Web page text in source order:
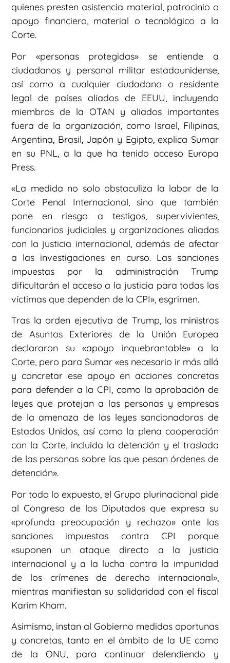
quienes presten asistencia material, patrocinio o
apoyo financiero, material o tecnológico a la
Corte.
Por «personas protegidas» se entiende a
ciudadanos y personal militar estadounidense,
así como a cualquier ciudadano o residente
legal de países aliados de EEUU, incluyendo
miembros de la OTAN y aliados importantes
fuera de la organización, como Israel, Filipinas,
Argentina, Brasil, Japón y Egipto, explica Sumar
en su PNL, a la que ha tenido acceso Europa
Press.
«La medida no solo obstaculiza la labor de la
Corte Penal Internacional, sino que también
pone en riesgo a testigos, supervivientes,
funcionarios judiciales y organizaciones aliadas
con la justicia internacional, además de afectar
a las investigaciones en curso. Las sanciones
impuestas por la administración Trump
dificultarán el acceso a la justicia para todas las
víctimas que dependen de la CPI», esgrimen.
Tras la orden ejecutiva de Trump, los ministros
de Asuntos Exteriores de la Unión Europea
declararon su «apoyo inquebrantable» a la
Corte, pero para Sumar «es necesario ir más allá
y concretar ese apoyo en acciones concretas
para defender a la CPI, como la aprobación de
leyes que protejan a las personas y empresas
de la amenaza de las leyes sancionadoras de
Estados Unidos, así como la plena cooperación
con la Corte, incluida la detención y el traslado
de las personas sobre las que pesan órdenes de
detención».
Por todo lo expuesto, el Grupo plurinacional pide
al Congreso de los Diputados que expresa su
«profunda preocupación y rechazo» ante las
sanciones impuestas contra CPI porque
«suponen un ataque directo a la justicia
internacional y a la lucha contra la impunidad
de los crímenes de derecho internacional»,
mientras manifiestan su solidaridad con el fiscal
Karim Kham.
Asimismo, instan al Gobierno medidas oportunas
y concretas, tanto en el ámbito de la UE como
de la ONU, para continuar defendiendo y